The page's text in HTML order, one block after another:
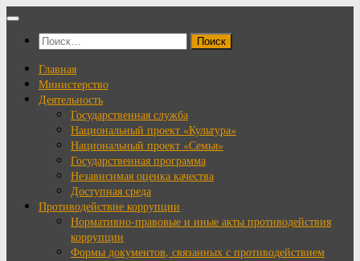
Перейти
содержимому
Найти:
Главная
Министерство
Деятельность
Государственная служба
Национальный проект «Культура»
Национальный проект «Семья»
Государственная программа
Независимая оценка качества
Доступная среда
Противодействие коррупции
Нормативно-правовые и иные акты противодействия
коррупции
Формы документов, связанных с противодействием